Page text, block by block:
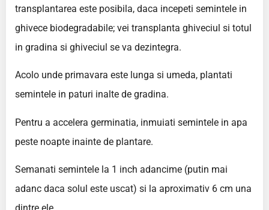
transplantarea este posibila, daca incepeti semintele in
ghivece biodegradabile; vei transplanta ghiveciul si totul
in gradina si ghiveciul se va dezintegra.
Acolo unde primavara este lunga si umeda, plantati
semintele in paturi inalte de gradina.
Pentru a accelera germinatia, inmuiati semintele in apa
peste noapte inainte de plantare.
Semanati semintele la 1 inch adancime (putin mai
adanc daca solul este uscat) si la aproximativ 6 cm una